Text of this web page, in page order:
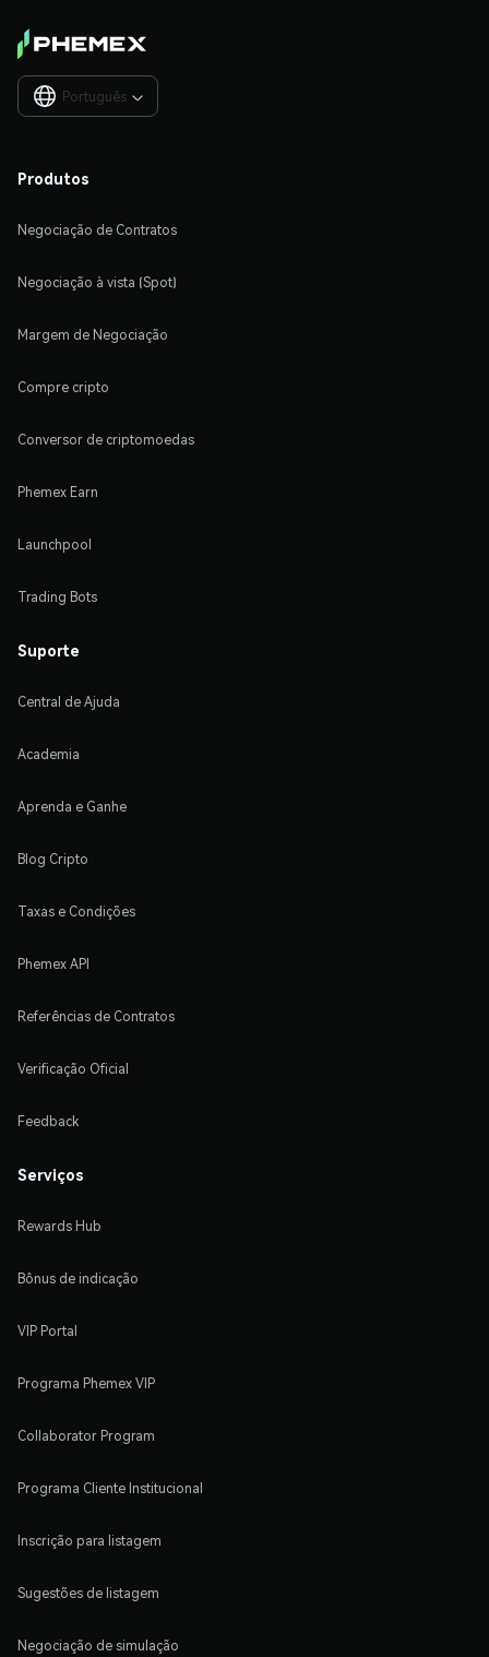
Português 
Produtos
Negociação de Contratos
Negociação à vista (Spot)
Margem de Negociação
Compre cripto
Conversor de criptomoedas
Phemex Earn
Launchpool
Trading Bots
Suporte
Central de Ajuda
Academia
Aprenda e Ganhe
Blog Cripto
Taxas e Condições
Phemex API
Referências de Contratos
Verificação Oficial
Feedback
Serviços
Rewards Hub
Bônus de indicação
VIP Portal
Programa Phemex VIP
Collaborator Program
Programa Cliente Institucional
Inscrição para listagem
Sugestões de listagem
Negociação de simulação